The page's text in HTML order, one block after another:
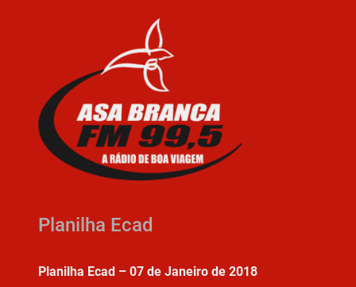
Planilha Ecad
Planilha Ecad – 07 de Janeiro de 2018